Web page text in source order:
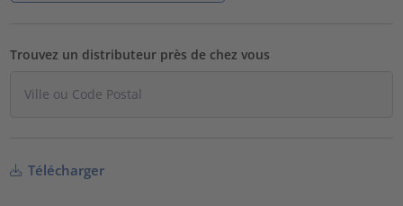
Trouvez un distributeur près de chez vous
Télécharger